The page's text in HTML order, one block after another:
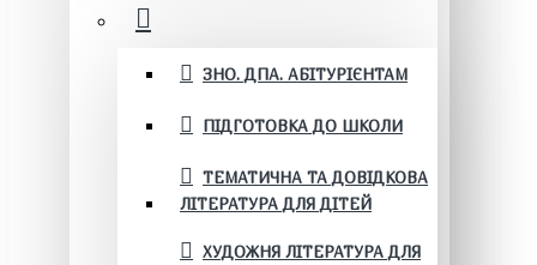
ЗНО. ДПА. АБІТУРІЄНТАМ
ПІДГОТОВКА ДО ШКОЛИ
ТЕМАТИЧНА ТА ДОВІДКОВА
ЛІТЕРАТУРА ДЛЯ ДІТЕЙ
ХУДОЖНЯ ЛІТЕРАТУРА ДЛЯ